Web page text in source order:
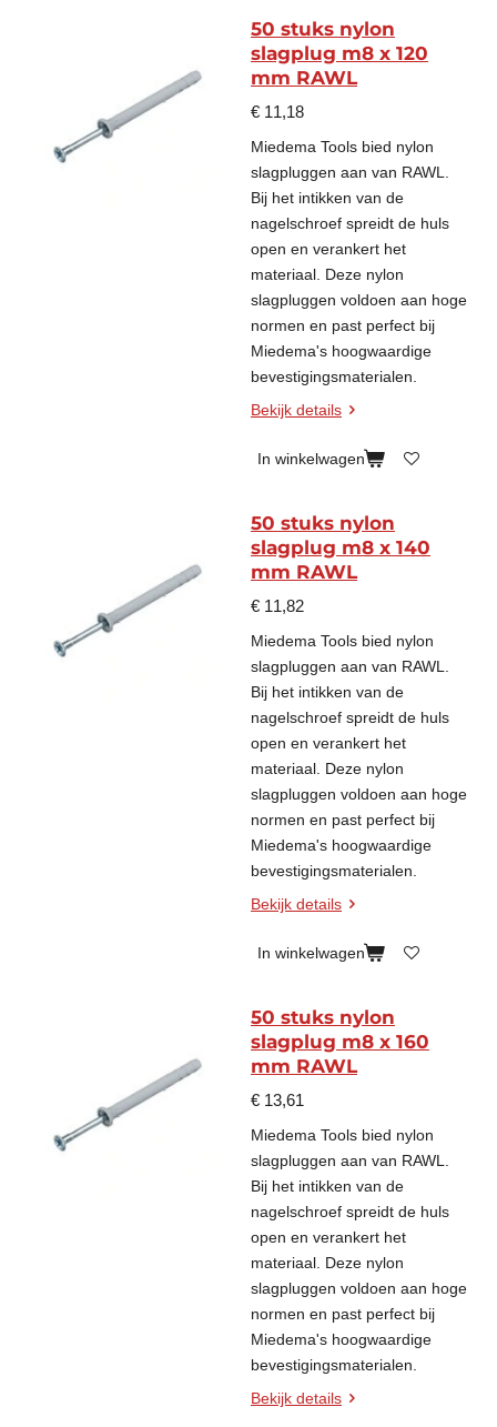
50 stuks nylon
slagplug m8 x 120
mm RAWL
€ 11,18
Miedema Tools bied nylon
slagpluggen aan van RAWL.
Bij het intikken van de
nagelschroef spreidt de huls
open en verankert het
materiaal. Deze nylon
slagpluggen voldoen aan hoge
normen en past perfect bij
Miedema's hoogwaardige
bevestigingsmaterialen.
Bekijk details
In winkelwagen
50 stuks nylon
slagplug m8 x 140
mm RAWL
€ 11,82
Miedema Tools bied nylon
slagpluggen aan van RAWL.
Bij het intikken van de
nagelschroef spreidt de huls
open en verankert het
materiaal. Deze nylon
slagpluggen voldoen aan hoge
normen en past perfect bij
Miedema's hoogwaardige
bevestigingsmaterialen.
Bekijk details
In winkelwagen
50 stuks nylon
slagplug m8 x 160
mm RAWL
€ 13,61
Miedema Tools bied nylon
slagpluggen aan van RAWL.
Bij het intikken van de
nagelschroef spreidt de huls
open en verankert het
materiaal. Deze nylon
slagpluggen voldoen aan hoge
normen en past perfect bij
Miedema's hoogwaardige
bevestigingsmaterialen.
Bekijk details